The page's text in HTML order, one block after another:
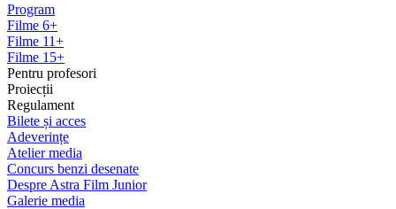
Program
Filme 6+
Filme 11+
Filme 15+
Pentru profesori
Proiecții
Regulament
Bilete și acces
Adeverințe
Atelier media
Concurs benzi desenate
Despre Astra Film Junior
Galerie media